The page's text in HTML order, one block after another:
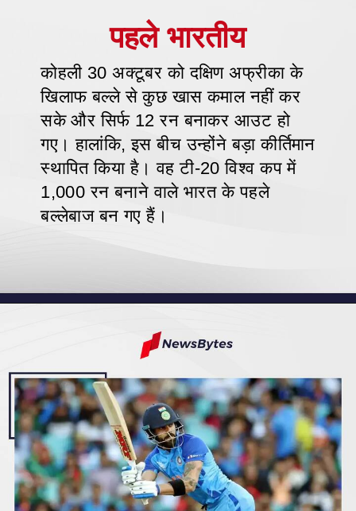
पहले भारतीय
कोहली 30 अक्टूबर को दक्षिण अफ्रीका के
खिलाफ बल्ले से कुछ खास कमाल नहीं कर
सके और सिर्फ 12 रन बनाकर आउट हो
गए। हालांकि, इस बीच उन्होंने बड़ा कीर्तिमान
स्थापित किया है। वह टी-20 विश्व कप में
1,000 रन बनाने वाले भारत के पहले